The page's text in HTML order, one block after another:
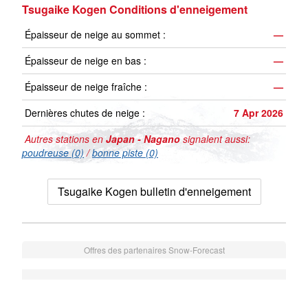
Tsugaike Kogen Conditions d'enneigement
Épaisseur de neige au sommet :
—
Épaisseur de neige en bas :
—
Épaisseur de neige fraîche :
—
Dernières chutes de neige :
7 Apr 2026
Autres stations en Japan - Nagano signalent aussi:
poudreuse (0) /bonne piste (0)
Tsugaike Kogen bulletin d'enneigement
Offres des partenaires Snow-Forecast